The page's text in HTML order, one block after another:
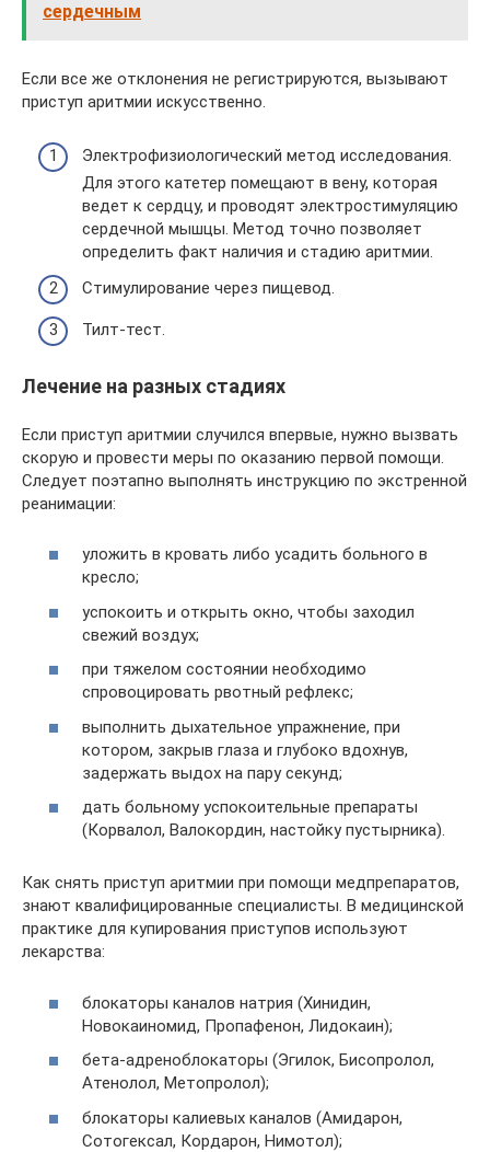
сердечным
Если все же отклонения не регистрируются, вызывают
приступ аритмии искусственно.
Электрофизиологический метод исследования.
Для этого катетер помещают в вену, которая
ведет к сердцу, и проводят электростимуляцию
сердечной мышцы. Метод точно позволяет
определить факт наличия и стадию аритмии.
Стимулирование через пищевод.
Тилт-тест.
Лечение на разных стадиях
Если приступ аритмии случился впервые, нужно вызвать
скорую и провести меры по оказанию первой помощи.
Следует поэтапно выполнять инструкцию по экстренной
реанимации:
уложить в кровать либо усадить больного в
кресло;
успокоить и открыть окно, чтобы заходил
свежий воздух;
при тяжелом состоянии необходимо
спровоцировать рвотный рефлекс;
выполнить дыхательное упражнение, при
котором, закрыв глаза и глубоко вдохнув,
задержать выдох на пару секунд;
дать больному успокоительные препараты
(Корвалол, Валокордин, настойку пустырника).
Как снять приступ аритмии при помощи медпрепаратов,
знают квалифицированные специалисты. В медицинской
практике для купирования приступов используют
лекарства:
блокаторы каналов натрия (Хинидин,
Новокаиномид, Пропафенон, Лидокаин);
бета-адреноблокаторы (Эгилок, Бисопролол,
Атенолол, Метопролол);
блокаторы калиевых каналов (Амидарон,
Сотогексал, Кордарон, Нимотол);